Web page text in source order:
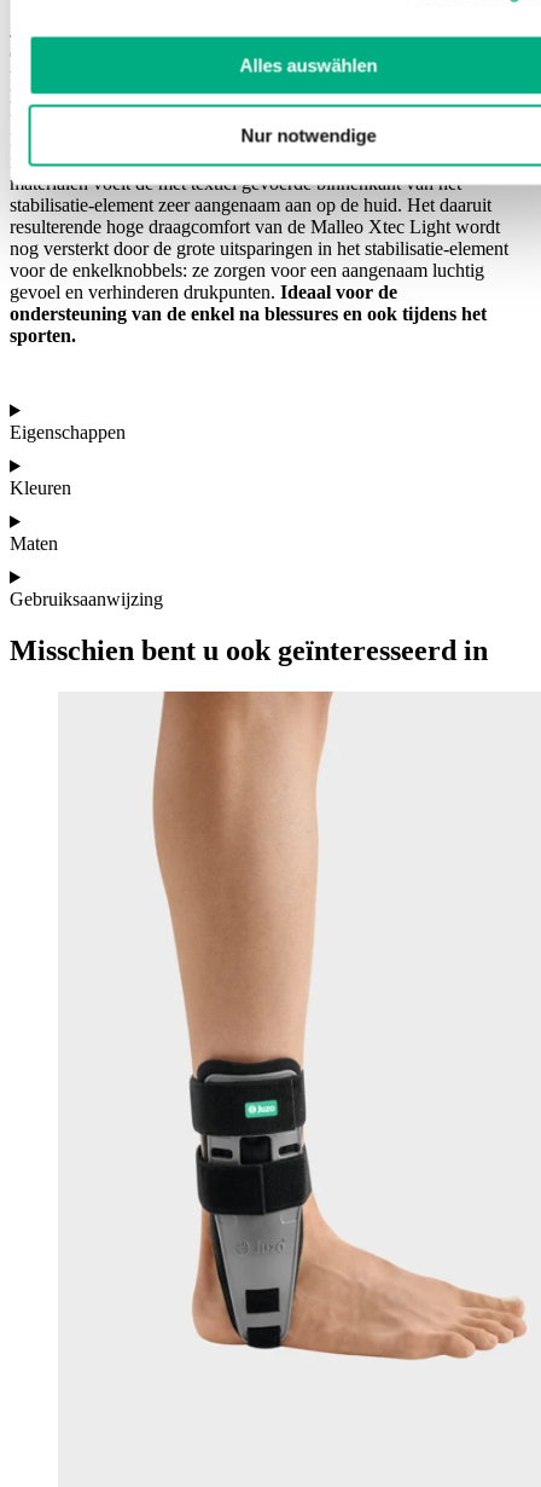
unsererDatenschutzerklärungundImpressum.
Alles auswählen
Nur notwendige
JuzoPro Malleo Xtec Light is net zo veelzijdig als de mensen, die
deze orthese dagelijks gebruiken. Als eerste voornamelijk
textiele enkelorthese met schalen is zebuitengewoon dun en heel
licht. Dat heeft als voordeel dat zein iedere schoen pasten
universeel inzetbaar is voor dagelijks gebruik en tijdens sporten.
De
hielbandzorgen voor de optimale,
individuele pasvorm en stabiliteit. Dankzij de geselecteerde
materialen voelt de met textiel gevoerde binnenkant van het
stabilisatie-element zeer aangenaam aan op de huid. Het daaruit
resulterende hoge draagcomfort van de Malleo Xtec Light wordt
nog versterkt door de grote uitsparingen in het stabilisatie-element
voor de enkelknobbels: ze zorgen voor een aangenaam luchtig
gevoel en verhinderen drukpunten. Ideaal voor de
ondersteuning van de enkel na blessures en ook tijdens het
sporten.
Eigenschappen
Kleuren
Maten
Gebruiksaanwijzing
Misschien bent u ook geïnteresseerd in